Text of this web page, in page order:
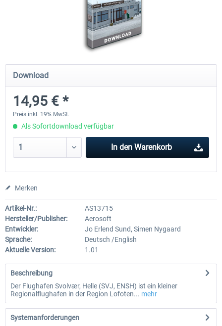
Mega Airport Frankfurt V2.0
29,95 € *
Mega Airport Berlin
Download
14,95 € *
Preis inkl. 19% MwSt.
Als Sofortdownload verfügbar
In den Warenkorb
Merken
Artikel-Nr.:
AS13715
Hersteller/Publisher:
Aerosoft
Entwickler:
Jo Erlend Sund, Simen Nygaard
Sprache:
Deutsch /English
Aktuelle Version:
1.01
Beschreibung
Der Flughafen Svolvær, Helle (SVJ, ENSH) ist ein kleiner
Regionalflughafen in der Region Lofoten... mehr
Systemanforderungen